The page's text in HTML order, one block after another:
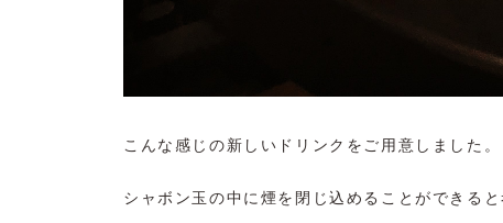
こんな感じの新しいドリンクをご用意しました。
シャボン玉の中に煙を閉じ込めることができる